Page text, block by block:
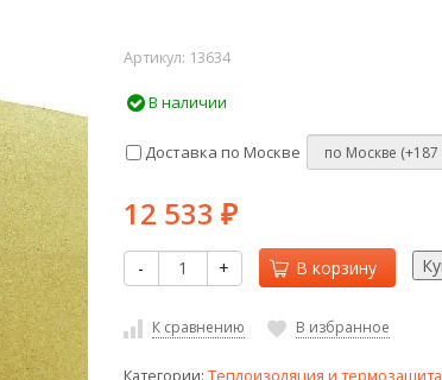
Артикул: 13634
В наличии
Доставка по Москве
12 533 ₽
- + В корзину
К сравнению В избранное
Категории: Теплоизоляция и термозащита